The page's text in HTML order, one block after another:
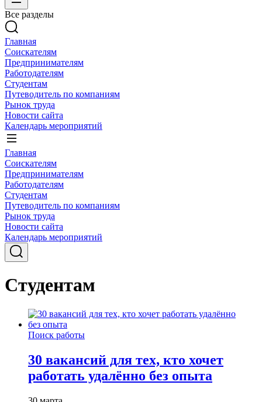
Все разделы
Главная
Соискателям
Предпринимателям
Работодателям
Студентам
Путеводитель по компаниям
Рынок труда
Новости сайта
Календарь мероприятий
Главная
Соискателям
Предпринимателям
Работодателям
Студентам
Путеводитель по компаниям
Рынок труда
Новости сайта
Календарь мероприятий
Студентам
Поиск работы
30 вакансий для тех, кто хочет
работать удалённо без опыта